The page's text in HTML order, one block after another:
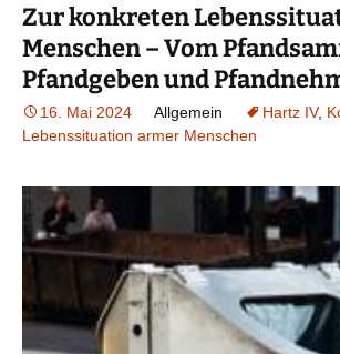
Zur konkreten
Menschen – Vom
Pfandgeben und
16. Mai 2024 Allgemein Hartz IV,
Lebenssituation armer Menschen